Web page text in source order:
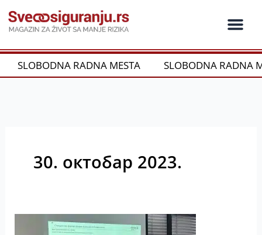
на
садржај
SLOBODNA RADNA MESTA SLOBODNA RADNA
30. октобар 2023.
„Slamarica“